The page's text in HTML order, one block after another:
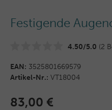
Festigende
4.50/5.0 (2
EAN: 3525801669579
Artikel-Nr.: VT18004
83,00 €